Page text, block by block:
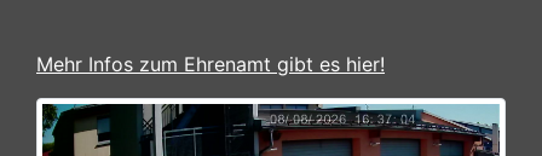
Mehr Infos zum Ehrenamt gibt es hier!